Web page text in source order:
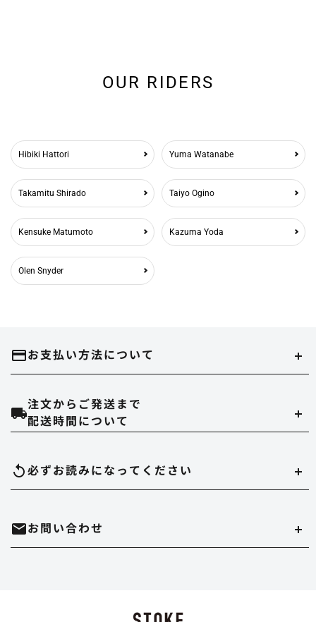
OUR RIDERS
Hibiki Hattori Yuma Watanabe
Takamitu Shirado Taiyo Ogino
Kensuke Matumoto Kazuma Yoda
Olen Snyder
お支払い方法について
クレジットカード
当ストアでは、以下のクレジット会社をご利用いただけます。
代金引換
注文からご発送まで
配送時間について
配達時間は午前（9～12時）、14～16時、16～18時、18～20時、19～21時
のいずれかでご指定いただけます。
・到着日の指定の場合は、ご注文の3日後から7日後までお受けさせていただ
必ずお読みになって ください
在庫切れについて
お問い合わせ